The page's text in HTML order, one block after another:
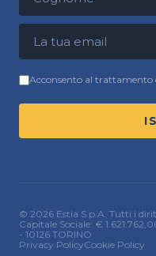
Indirizzo email
Acconsento al trattamento
© 2026 Estia S.p.A. Tutti i
Capitale Sociale: €
- 10126 TORINO
Privacy PolicyCookie Policy